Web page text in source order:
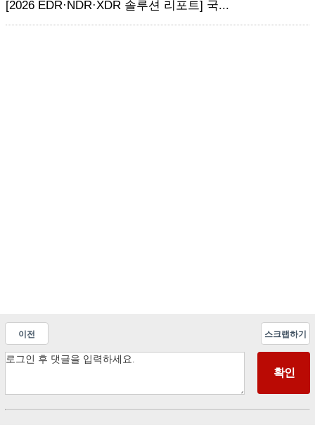
[2026 EDR·NDR·XDR 솔루션 리포트] 국...
이전 스크랩하기